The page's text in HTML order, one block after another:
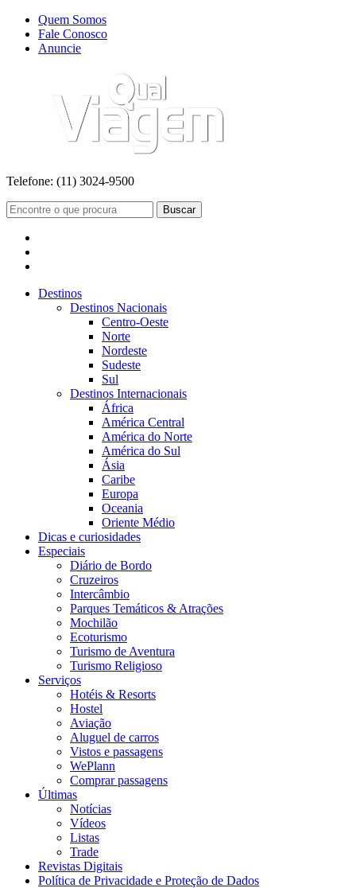
Quem Somos
Fale Conosco
Anuncie
Telefone: (11) 3024-9500
Buscar
Destinos
Destinos Nacionais
Centro-Oeste
Norte
Nordeste
Sudeste
Sul
Destinos Internacionais
África
América Central
América do Norte
América do Sul
Ásia
Caribe
Europa
Oceania
Oriente Médio
Dicas e curiosidades
Especiais
Diário de Bordo
Cruzeiros
Intercâmbio
Parques Temáticos & Atrações
Mochilão
Ecoturismo
Turismo de Aventura
Turismo Religioso
Serviços
Hotéis & Resorts
Hostel
Aviação
Aluguel de carros
Vistos e passagens
WePlann
Comprar passagens
Últimas
Notícias
Vídeos
Listas
Trade
Revistas Digitais
Política de Privacidade e Proteção de Dados